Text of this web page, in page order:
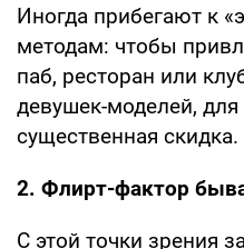
Иногда прибегают к
методам: чтобы
паб, ресторан или
девушек-моделей, для
существенная скидка.
2. Флирт-фактор
С этой точки зрения